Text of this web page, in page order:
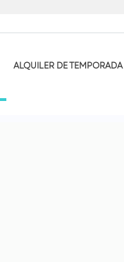
ALQUILER DE TEMPORADA